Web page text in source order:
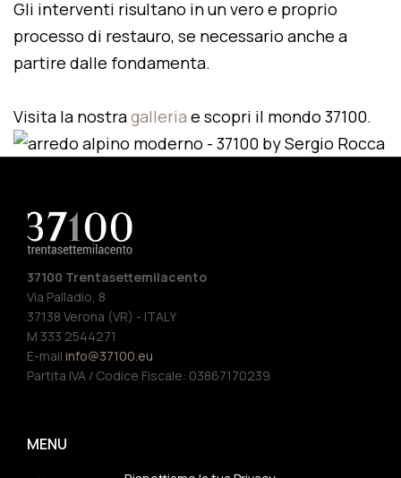
Gli interventi risultano in un vero e proprio
processo di restauro, se necessario anche a
partire dalle fondamenta.
Visita la nostragalleria e scopri il mondo 37100.
37100 Trentasettemilacento
Via Palladio, 8
37138 Verona (VR) - ITALY
M 333 2544271
E-mail info@37100.eu
Partita IVA / Codice Fiscale: 03867170239
MENU